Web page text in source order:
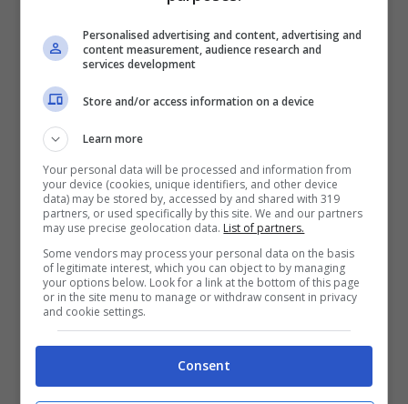
Ancelotti può sostituire Spalletti (ANSA) Stopandgoal.net
Proprio dopo il Mondiale 2026 dovrebbe andar
via Luciano Spalletti dalla nazionale italiana.
Quindi, la FIGC deve puntare su un profilo in
grado di aumentare le ambizioni, ovvero Carlo
Ancelotti, che si libererà dalReal Madridil 30
giugno 2026. Quell’anno potrebbe portare ‘re
Carlo’ sulla panchina dell’Italia.
Personalised advertising and content, advertising and
content measurement, audience research and
services development
Store and/or access information on a device
Learn more
Your personal data will be processed and information from
your device (cookies, unique identifiers, and other device
data) may be stored by, accessed by and shared with 319
partners, or used specifically by this site. We and our partners
may use precise geolocation data. List of partners.
Some vendors may process your personal data on the basis
of legitimate interest, which you can object to by managing
your options below. Look for a link at the bottom of this page
or in the site menu to manage or withdraw consent in privacy
and cookie settings.
Consent